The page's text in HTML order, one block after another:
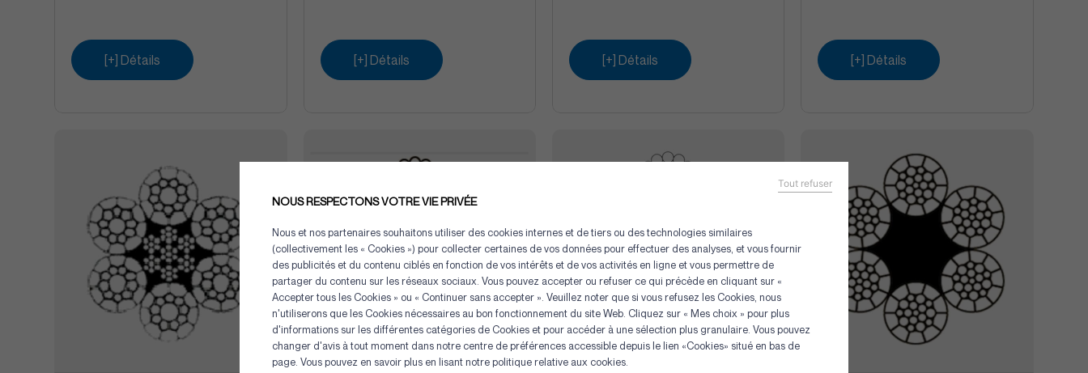
Panneau de gestion des cookies
NOUS RESPECTONS VOTRE VIE PRIVÉE
Nous et nos partenaires souhaitons utiliser des cookies internes et de tiers ou des technologies similaires
(collectivement les « Cookies ») pour collecter certaines de vos données pour effectuer des analyses, et vous fournir
des publicités et du contenu ciblés en fonction de vos intérêts et de vos activités en ligne et vous permettre de
partager du contenu sur les réseaux sociaux. Vous pouvez accepter ou refuser ce qui précède en cliquant sur «
Accepter tous les Cookies » ou « Continuer sans accepter ». Veuillez noter que si vous refusez les Cookies, nous
n'utiliserons que les Cookies nécessaires au bon fonctionnement du site Web. Cliquez sur « Mes choix » pour plus
d'informations sur les différentes catégories de Cookies et pour accéder à une sélection plus granulaire. Vous pouvez
changer d'avis à tout moment dans notre centre de préférences accessible depuis le lien «Cookies» situé en bas de
page. Vous pouvez en savoir plus en lisant notre politique relative aux cookies.
Tout refuser
[+] Détails [+] Détails [+] Détails [+] Détails